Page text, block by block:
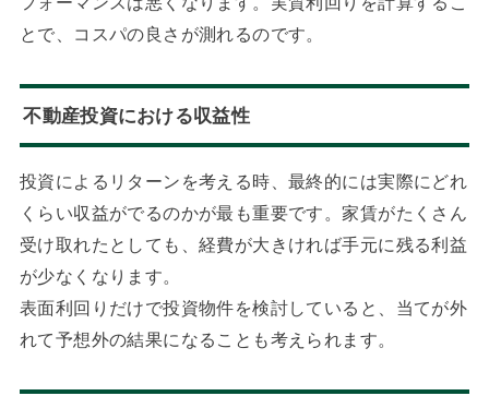
とで、コスパの良さが測れるのです。
不動産投資における収益性
投資によるリターンを考える時、最終的には実際にどれ
くらい収益がでるのかが最も重要です。家賃がたくさん
受け取れたとしても、経費が大きければ手元に残る利益
が少なくなります。
表面利回りだけで投資物件を検討していると、当てが外
れて予想外の結果になることも考えられます。